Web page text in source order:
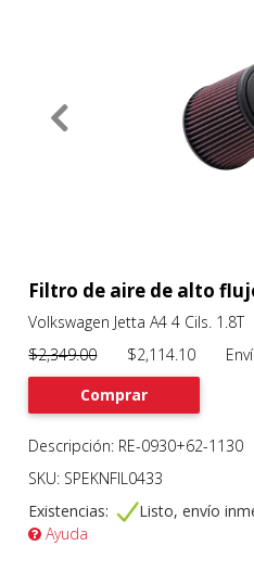
Previous
Filtro de aire de alto
Volkswagen Jetta A4 4 Cils. 1.8T
$2,349.00$2,114.10 Envío
Comprar
Descripción: RE-0930+62-1130
SKU: SPEKNFIL0433
Existencias:
Listo, envío
Ayuda